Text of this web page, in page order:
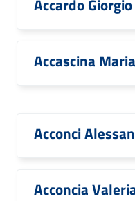
Accardo Giorgio
Accascina Maria
Acconci
Acconcia